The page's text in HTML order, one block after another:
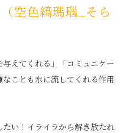
空色縞瑪瑙_そら
与えてくれる」「コミュニケー
ことも水に流してくれる作用
い！イライラから解き放たれ